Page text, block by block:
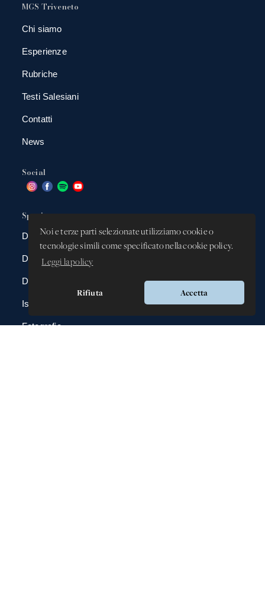
Noi e terze parti selezionate utilizziamo cookie o
tecnologie simili come specificato nella cookie policy.
Leggi la policy
Rifiuta Accetta
MGS Triveneto
Chi siamo
Esperienze
Rubriche
Testi Salesiani
Contatti
News
Social
Spazio app
DBAnima
DBContest
DBDrive
Iscrizioni
Fotografie